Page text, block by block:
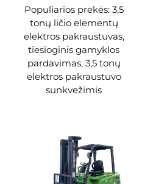
Populiarios prekės: 3,5
tonų ličio elementų
elektros pakraustuvas,
tiesioginis gamyklos
pardavimas, 3,5 tonų
elektros pakraustuvo
sunkvežimis